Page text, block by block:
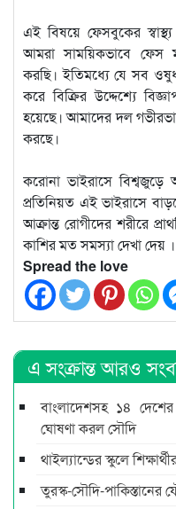
এই বিষয়ে ফেসবুকের
আমরা সাময়িকভাবে ফেস
করছি। ইতিমধ্যে যে সব
করে বিক্রির উদ্দেশ্যে
হয়েছে। আমাদের দল
করছে।
করোনা ভাইরাসে বিশ্বজুড়ে
প্রতিনিয়ত এই ভাইরাসে
আক্রান্ত রোগীদের শরীরে
কাশির মত সমস্যা দেখা দেয় ।
Spread the love
এ সংক্রান্ত আরও
বাংলাদেশসহ ১৪ দেশের
ঘোষণা করল সৌদি
থাইল্যান্ডের স্কুলে
তুরস্ক-সৌদি-পাকিস্তানের